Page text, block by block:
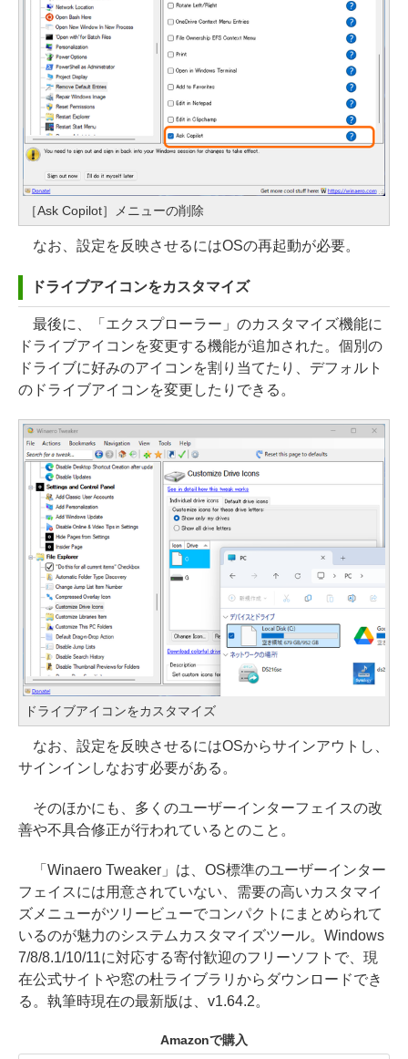
［Ask Copilot］メニューの削除
なお、設定を反映させるにはOSの再起動が必要。
ドライブアイコンをカスタマイズ
最後に、「エクスプローラー」のカスタマイズ機能に
ドライブアイコンを変更する機能が追加された。個別の
ドライブに好みのアイコンを割り当てたり、デフォルト
のドライブアイコンを変更したりできる。
ドライブアイコンをカスタマイズ
なお、設定を反映させるにはOSからサインアウトし、
サインインしなおす必要がある。
そのほかにも、多くのユーザーインターフェイスの改
善や不具合修正が行われているとのこと。
「Winaero Tweaker」は、OS標準のユーザーインター
フェイスには用意されていない、需要の高いカスタマイ
ズメニューがツリービューでコンパクトにまとめられて
いるのが魅力のシステムカスタマイズツール。Windows
7/8/8.1/10/11に対応する寄付歓迎のフリーソフトで、現
在公式サイトや窓の杜ライブラリからダウンロードでき
る。執筆時現在の最新版は、v1.64.2。
Amazonで購入